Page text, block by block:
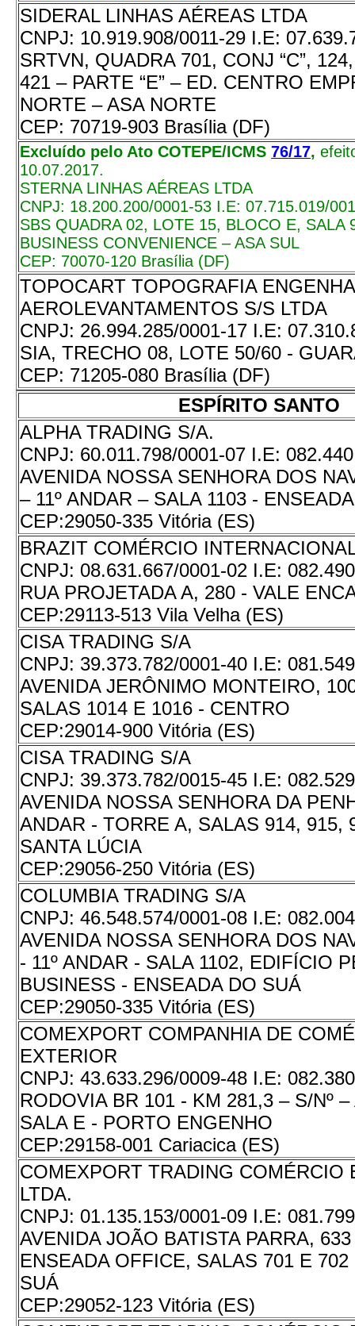
SIDERAL LINHAS AÉREAS LTDA
CNPJ: 10.919.908/0011-29 I.E:
SRTVN, QUADRA 701, CONJ “C”,
421 – PARTE “E” – ED. CENTRO
NORTE – ASA NORTE
CEP: 70719-903 Brasília (DF)
Excluído pelo Ato COTEPE/ICMS 76/17,
10.07.2017.
STERNA LINHAS AÉREAS LTDA
CNPJ: 18.200.200/0001-53 I.E: 07.715.019/
SBS QUADRA 02, LOTE 15, BLOCO E, SALA
BUSINESS CONVENIENCE – ASA SUL
CEP: 70070-120 Brasília (DF)
TOPOCART TOPOGRAFIA
AEROLEVANTAMENTOS S/S LTDA
CNPJ: 26.994.285/0001-17 I.E:
SIA, TRECHO 08, LOTE 50/60 -
CEP: 71205-080 Brasília (DF)
ESPÍRITO SANTO
ALPHA TRADING S/A.
CNPJ: 60.011.798/0001-07 I.E:
AVENIDA NOSSA SENHORA DOS
– 11º ANDAR – SALA 1103 -
CEP:29050-335 Vitória (ES)
BRAZIT COMÉRCIO
CNPJ: 08.631.667/0001-02 I.E:
RUA PROJETADA A, 280 - VALE
CEP:29113-513 Vila Velha (ES)
CISA TRADING S/A
CNPJ: 39.373.782/0001-40 I.E:
AVENIDA JERÔNIMO MONTEIRO,
SALAS 1014 E 1016 - CENTRO
CEP:29014-900 Vitória (ES)
CISA TRADING S/A
CNPJ: 39.373.782/0015-45 I.E:
AVENIDA NOSSA SENHORA DA
ANDAR - TORRE A, SALAS 914, 915,
SANTA LÚCIA
CEP:29056-250 Vitória (ES)
COLUMBIA TRADING S/A
CNPJ: 46.548.574/0001-08 I.E:
AVENIDA NOSSA SENHORA DOS
- 11º ANDAR - SALA 1102, EDIFÍCIO
BUSINESS - ENSEADA DO SUÁ
CEP:29050-335 Vitória (ES)
COMEXPORT COMPANHIA DE
EXTERIOR
CNPJ: 43.633.296/0009-48 I.E:
RODOVIA BR 101 - KM 281,3 – S/Nº
SALA E - PORTO ENGENHO
CEP:29158-001 Cariacica (ES)
COMEXPORT TRADING COMÉRCIO
LTDA.
CNPJ: 01.135.153/0001-09 I.E:
AVENIDA JOÃO BATISTA PARRA,
ENSEADA OFFICE, SALAS 701 E
SUÁ
CEP:29052-123 Vitória (ES)